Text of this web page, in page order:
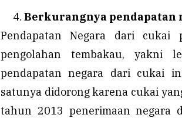
Berkurangnya pendapatan
Pendapatan Negara dari
pengolahan tembakau, yakni
pendapatan negara dari cukai
satunya didorong karena cukai
tahun 2013 penerimaan negara